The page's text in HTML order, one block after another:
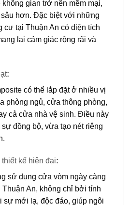
gian trở nên mềm mại,
sâu hơn. Đặc biệt với những
cư tại Thuận An có diện tích
lại cảm giác rộng rãi và
:
có thể lắp đặt ở nhiều vị
phòng ngủ, cửa thông phòng,
cả cửa nhà vệ sinh. Điều này
đồng bộ, vừa tạo nét riêng
kế hiện đại:
sử dụng cửa vòm ngày càng
An, không chỉ bởi tính
sự mới lạ, độc đáo, giúp ngôi